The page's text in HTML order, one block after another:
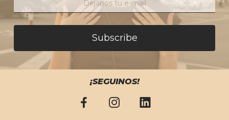
Subscribe
¡SEGUINOS!